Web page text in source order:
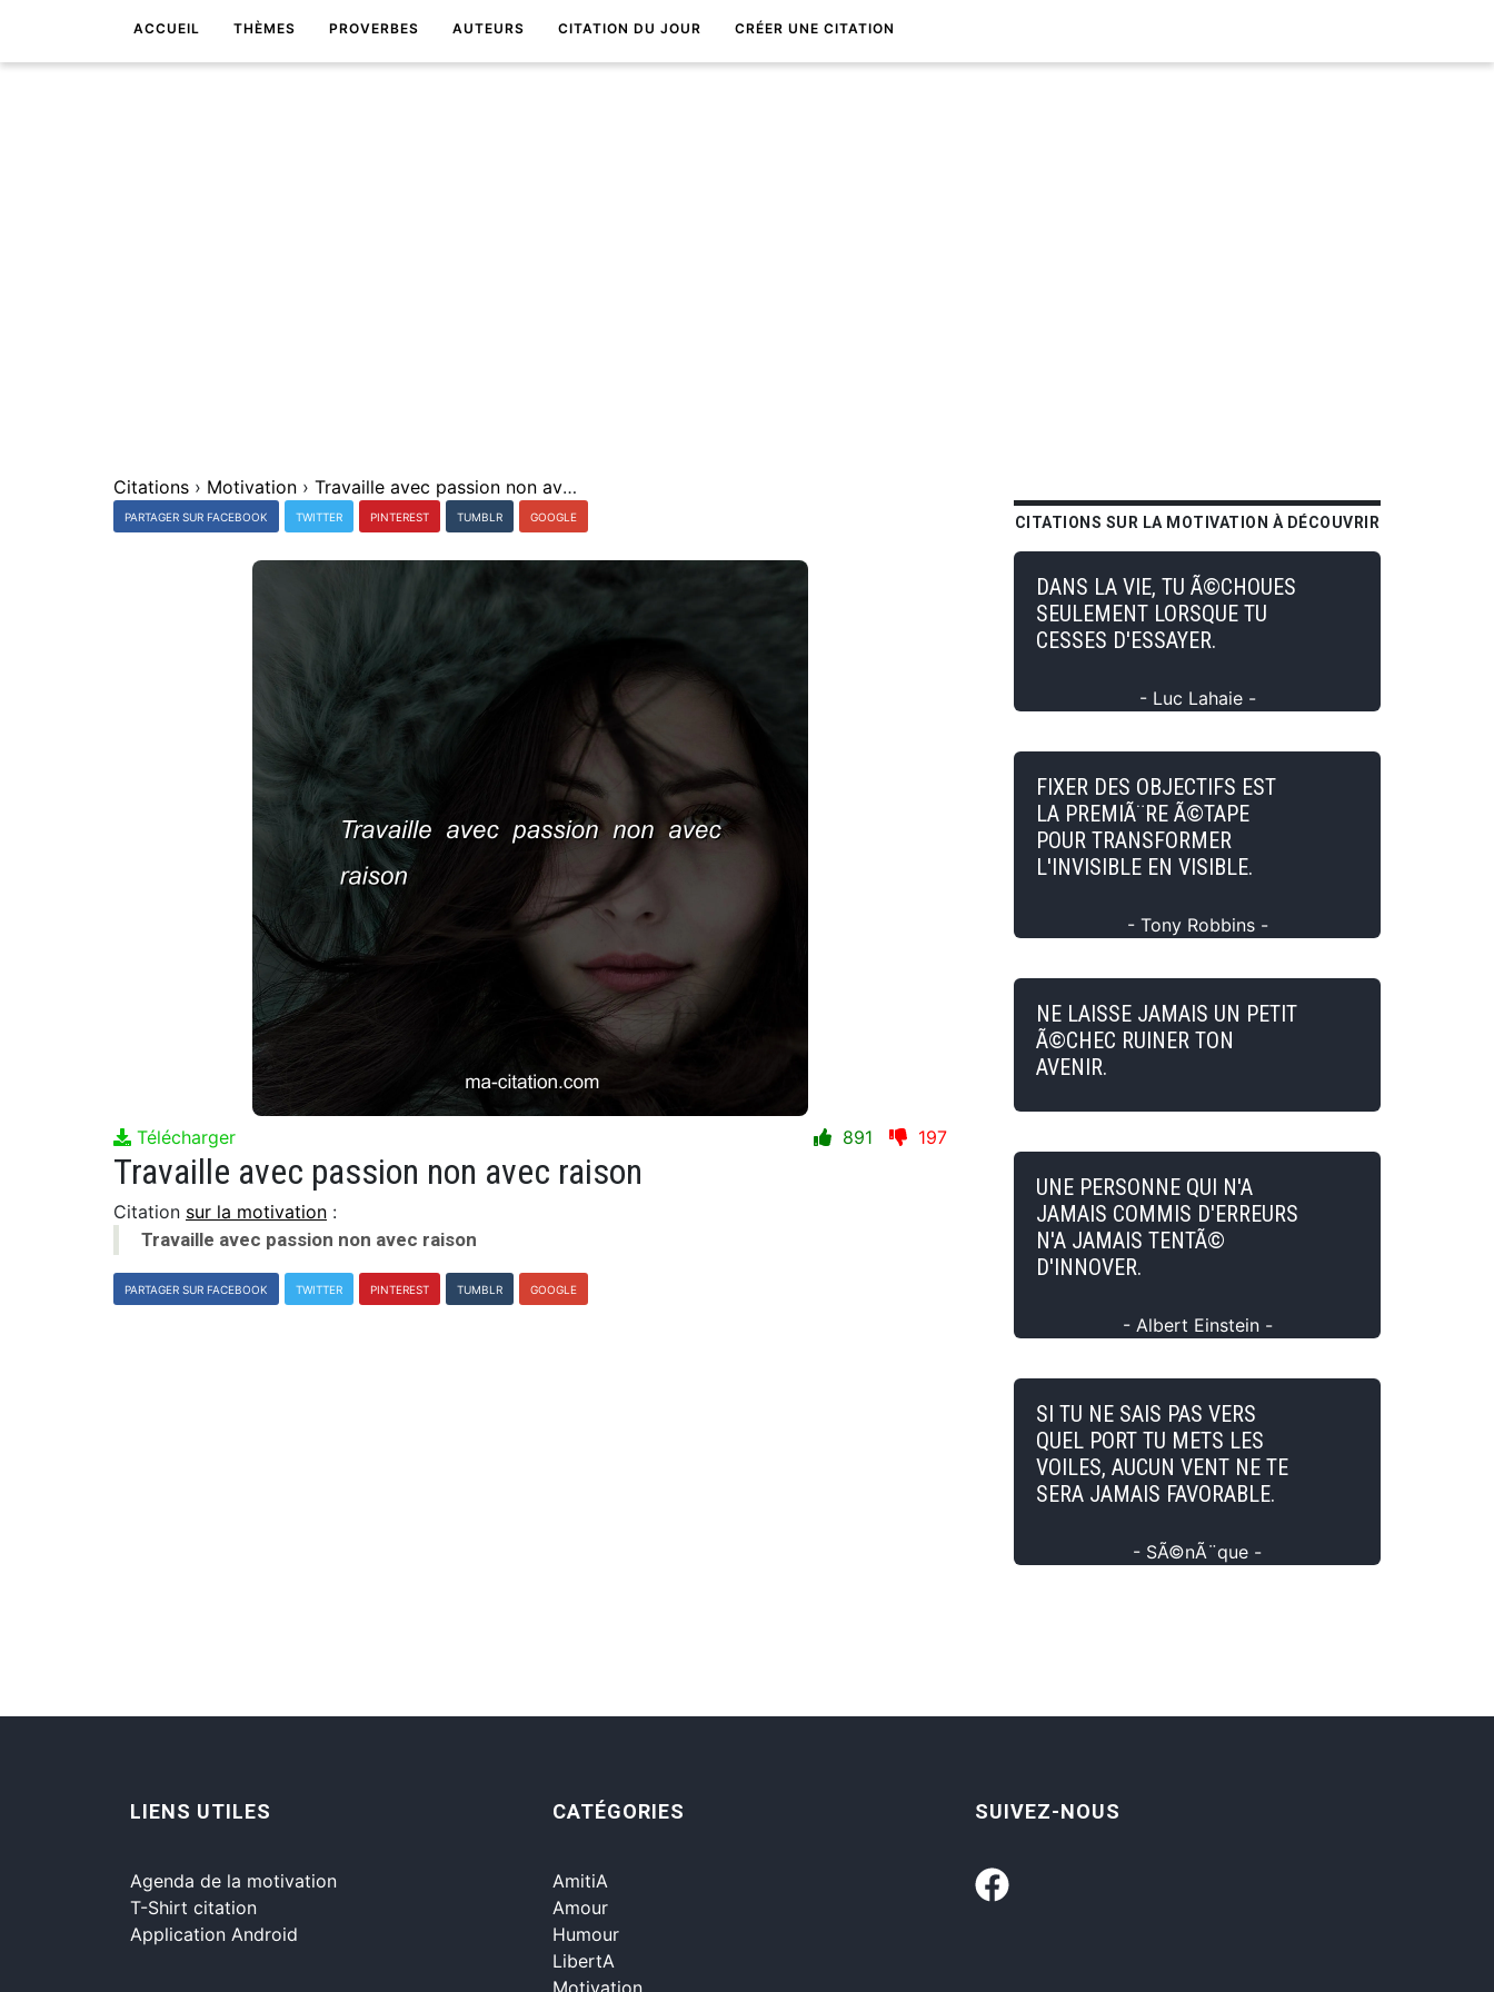
ACCUEIL THÈMES PROVERBES AUTEURS CITATION DU JOUR CRÉER UNE CITATION
Citations › Motivation › Travaille avec passion non avec raison
PARTAGER SUR FACEBOOK TWITTER PINTEREST TUMBLR GOOGLE
Télécharger 891 197
Travaille avec passion non avec raison
Citation sur la motivation :
Travaille avec passion non avec raison
PARTAGER SUR FACEBOOK TWITTER PINTEREST TUMBLR GOOGLE
CITATIONS SUR LA MOTIVATION À DÉCOUVRIR
DANS LA VIE, TU Ã©CHOUES
SEULEMENT LORSQUE TU
CESSES D'ESSAYER.
- Luc Lahaie -
FIXER DES OBJECTIFS EST
LA PREMIÃ¨RE Ã©TAPE
POUR TRANSFORMER
L'INVISIBLE EN VISIBLE.
- Tony Robbins -
NE LAISSE JAMAIS UN PETIT
Ã©CHEC RUINER TON
AVENIR.
UNE PERSONNE QUI N'A
JAMAIS COMMIS D'ERREURS
N'A JAMAIS TENTÃ©
D'INNOVER.
- Albert Einstein -
SI TU NE SAIS PAS VERS
QUEL PORT TU METS LES
VOILES, AUCUN VENT NE TE
SERA JAMAIS FAVORABLE.
- SÃ©nÃ¨que -
LIENS UTILES
Agenda de la motivation
T-Shirt citation
Application Android
CATÉGORIES
AmitiA
Amour
Humour
LibertA
Motivation
SUIVEZ-NOUS